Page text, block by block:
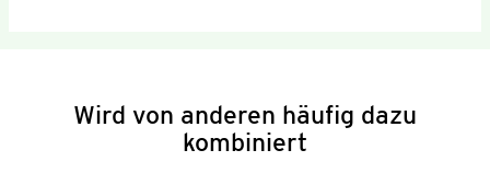
Wird von anderen häufig dazu
kombiniert